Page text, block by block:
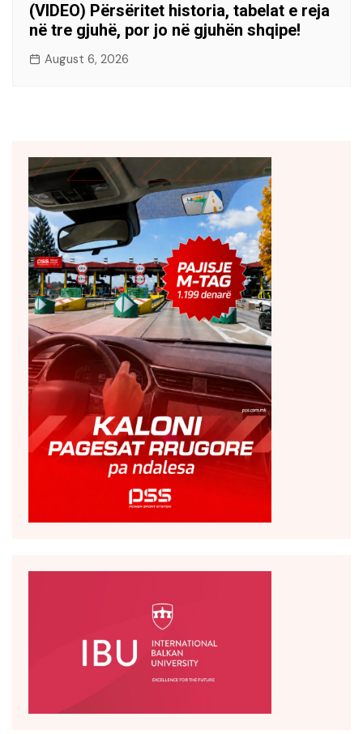
(VIDEO) Përsëritet historia, tabelat e reja
në tre gjuhë, por jo në gjuhën shqipe!
August 6, 2026